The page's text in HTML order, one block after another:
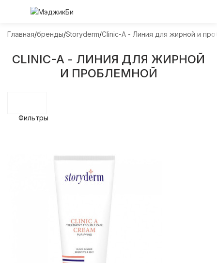
Главная бренды Storyderm Clinic-A - Линия для жирной и
CLINIC-A - ЛИНИЯ ДЛЯ ЖИРНОЙ
И ПРОБЛЕМНОЙ
Фильтры